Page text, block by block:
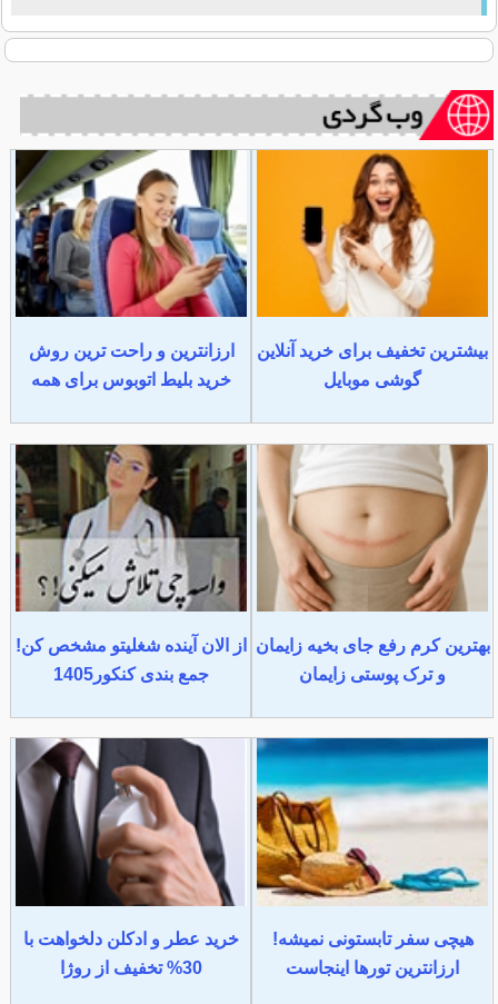
بیشترین تخفیف برای خرید آنلاین
گوشی موبایل
ارزانترین و راحت ترین روش
خرید بلیط اتوبوس برای همه
بهترین کرم رفع جای بخیه زایمان
و ترک پوستی زایمان
از الان آینده شغلیتو مشخص کن!
جمع بندی کنکور1405
هیچی سفر تابستونی نمیشه!
ارزانترین تورها اینجاست
خرید عطر و ادکلن دلخواهت با
30% تخفیف از روژا